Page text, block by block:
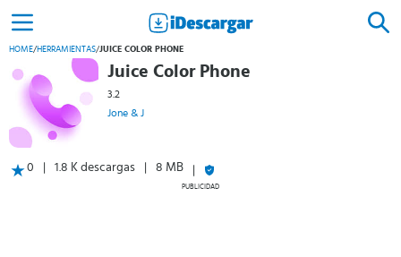
HOME/HERRAMIENTAS/JUICE COLOR PHONE
Juice Color Phone
3.2
Jone & J
0 1.8 K descargas 8 MB
PUBLICIDAD